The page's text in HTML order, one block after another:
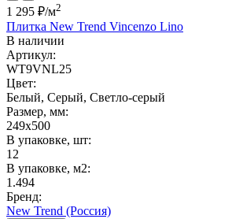
1 295 ₽/м2
Плитка New Trend Vincenzo Lino
В наличии
Артикул:
WT9VNL25
Цвет:
Белый, Серый, Светло-серый
Размер, мм:
249x500
В упаковке, шт:
12
В упаковке, м2:
1.494
Бренд:
New Trend (Россия)